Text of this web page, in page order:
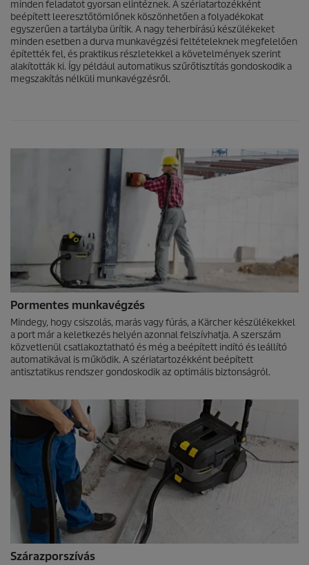
minden feladatot gyorsan elintéznek. A szériatartozékként
beépített leeresztőtömlőnek köszönhetően a folyadékokat
egyszerűen a tartályba ürítik. A nagy teherbírású készülékeket
minden esetben a durva munkavégzési feltételeknek megfelelően
építették fel, és praktikus részletekkel a követelmények szerint
alakították ki. Így például automatikus szűrőtisztítás gondoskodik a
megszakítás nélküli munkavégzésről.
Pormentes munkavégzés
Mindegy, hogy csiszolás, marás vagy fúrás, a Kärcher készülékekkel
a port már a keletkezés helyén azonnal felszívhatja. A szerszám
közvetlenül csatlakoztatható és még a beépített indító és leállító
automatikával is működik. A szériatartozékként beépített
antisztatikus rendszer gondoskodik az optimális biztonságról.
Szárazporszívás